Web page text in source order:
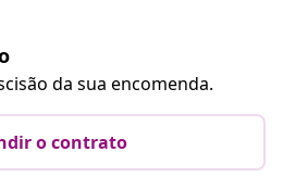
da sua encomenda.
o contrato